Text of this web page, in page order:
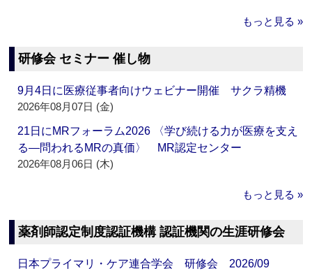
もっと見る »
研修会 セミナー 催し物
9月4日に医療従事者向けウェビナー開催 サクラ精機
2026年08月07日 (金)
21日にMRフォーラム2026 〈学び続ける力が医療を支え
る―問われるMRの真価〉 MR認定センター
2026年08月06日 (木)
もっと見る »
薬剤師認定制度認証機構 認証機関の生涯研修会
日本プライマリ・ケア連合学会 研修会 2026/09